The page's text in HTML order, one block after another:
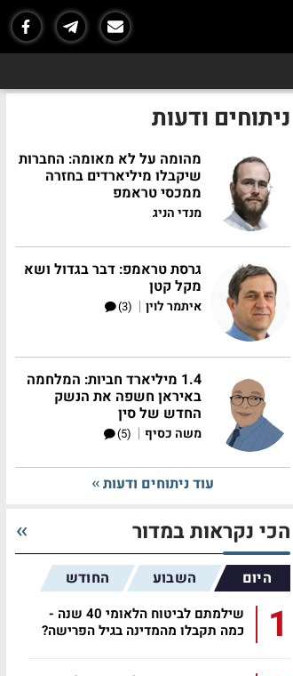
ניתוחים ודעות
מהומה על לא מאומה: החברות
שיקבלו מיליארדים בחזרה
ממכסי טראמפ
מנדי הניג
גרסת טראמפ: דבר בגדול ושא
מקל קטן
איתמר לוין |
(3)
1.4 מיליארד חביות: המלחמה
באיראן חשפה את הנשק
החדש של סין
משה כסיף |
(5)
עוד ניתוחים ודעות
הכי נקראות במדור
היום השבוע החודש
1
שילמתם לביטוח הלאומי 40 שנה -
כמה תקבלו מהמדינה בגיל הפרישה?